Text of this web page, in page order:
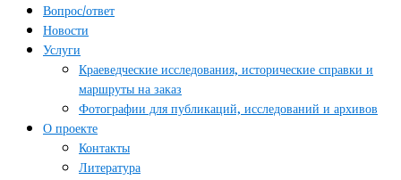
Вопрос/ответ
Новости
Услуги
Краеведческие исследования, исторические справки и
маршруты на заказ
Фотографии для публикаций, исследований и архивов
О проекте
Контакты
Литература